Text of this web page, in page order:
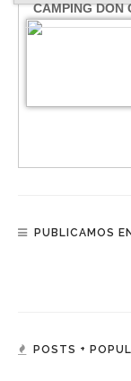
CAMPING DON
PUBLICAMOS
POSTS +